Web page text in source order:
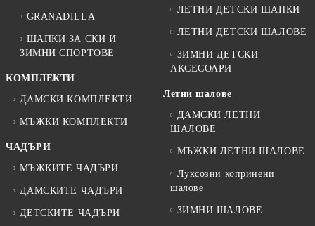
GRANADILLA
ШАПКИ ЗА СКИ И
ЗИМНИ СПОРТОВЕ
КОМПЛЕКТИ
ДАМСКИ КОМПЛЕКТИ
МЪЖКИ КОМПЛЕКТИ
ЧАДЪРИ
МЪЖКИТЕ ЧАДЪРИ
ДАМСКИТЕ ЧАДЪРИ
ДЕТСКИТЕ ЧАДЪРИ
ЛЕТНИ ДЕТСКИ ШАПКИ
ЛЕТНИ ДЕТСКИ ШАЛОВЕ
ЗИМНИ ДЕТСКИ
АКСЕСОАРИ
Летни шалове
ДАМСКИ ЛЕТНИ
ШАЛОВЕ
МЪЖКИ ЛЕТНИ ШАЛОВЕ
Луксозни копринени
шалове
ЗИМНИ ШАЛОВЕ